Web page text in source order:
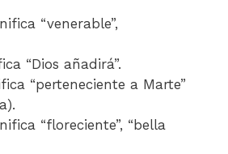
“venerable”,
“Dios añadirá”.
“perteneciente a Marte”
“floreciente”, “bella